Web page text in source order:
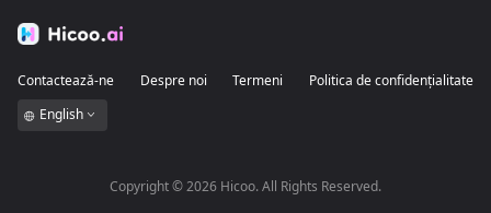
Contactează-ne Despre noi Termeni
Politica de confidențialitate
English
Copyright ©2026 Hicoo. All Rights Reserved.